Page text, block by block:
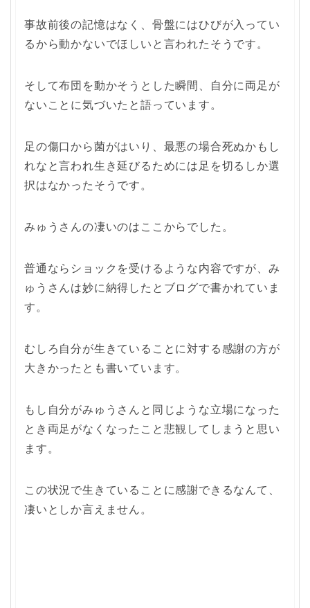
事故前後の記憶はなく、骨盤にはひびが入ってい
るから動かないでほしいと言われたそうです。
そして布団を動かそうとした瞬間、自分に両足が
ないことに気づいたと語っています。
足の傷口から菌がはいり、最悪の場合死ぬかもし
れなと言われ生き延びるためには足を切るしか選
択はなかったそうです。
みゅうさんの凄いのはここからでした。
普通ならショックを受けるような内容ですが、み
ゅうさんは妙に納得したとブログで書かれていま
す。
むしろ自分が生きていることに対する感謝の方が
大きかったとも書いています。
もし自分がみゅうさんと同じような立場になった
とき両足がなくなったこと悲観してしまうと思い
ます。
この状況で生きていることに感謝できるなんて、
凄いとしか言えません。